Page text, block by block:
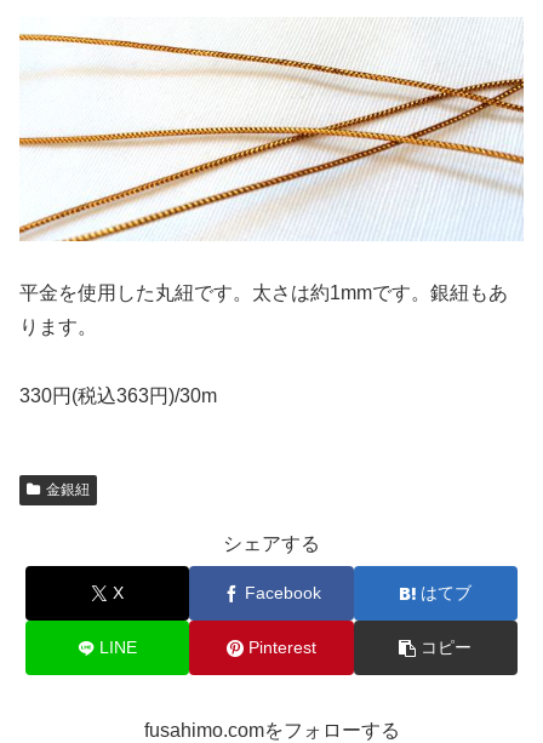
平金を使用した丸紐です。太さは約1mmです。銀紐もあ
ります。
330円(税込363円)/30m
金銀紐
シェアする
X Facebook はてブ
LINE Pinterest コピー
fusahimo.comをフォローする